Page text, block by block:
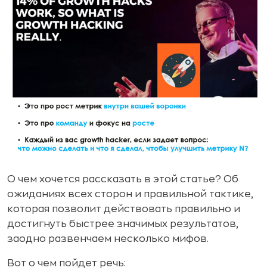
О чем хочется рассказать в этой статье? Об
ожиданиях всех сторон и правильной тактике,
которая позволит действовать правильно и
достигнуть быстрее значимых результатов,
заодно развенчаем несколько мифов.
Вот о чем пойдет речь: